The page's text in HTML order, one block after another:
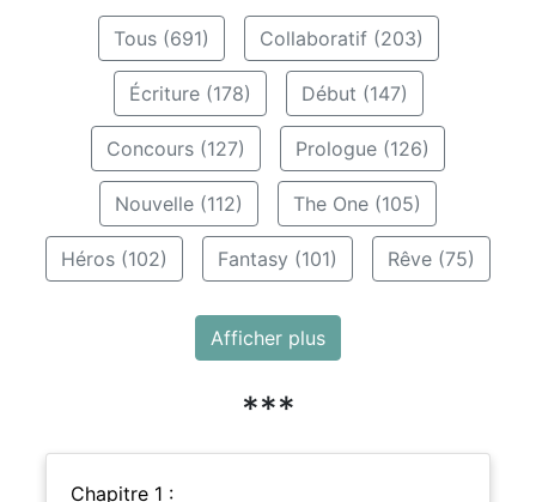
Tous (691) Collaboratif (203)
Écriture (178) Début (147)
Concours (127) Prologue (126)
Nouvelle (112) The One (105)
Héros (102) Fantasy (101) Rêve (75)
Afficher plus
***
Chapitre 1 :